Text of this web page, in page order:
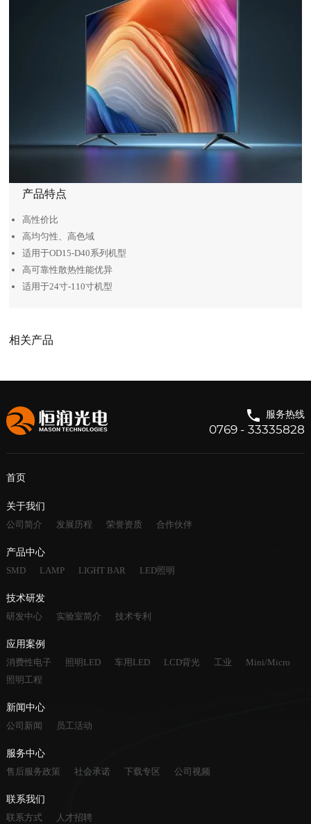
产品特点
高性价比
高均匀性、高色域
适用于OD15-D40系列机型
高可靠性散热性能优异
适用于24寸-110寸机型
相关产品
服务热线
0769 - 33335828
首页
关于我们
公司简介
发展历程 荣誉资质 合作伙伴
产品中心
SMD
LAMP LIGHT BAR LED照明
技术研发
研发中心
实验室简介 技术专利
应用案例
消费性电子
照明LED 车用LED LCD背光 工业
Mini/Micro
照明工程
新闻中心
公司新闻
员工活动
服务中心
售后服务政策
社会承诺 下载专区 公司视频
联系我们
联系方式
人才招聘